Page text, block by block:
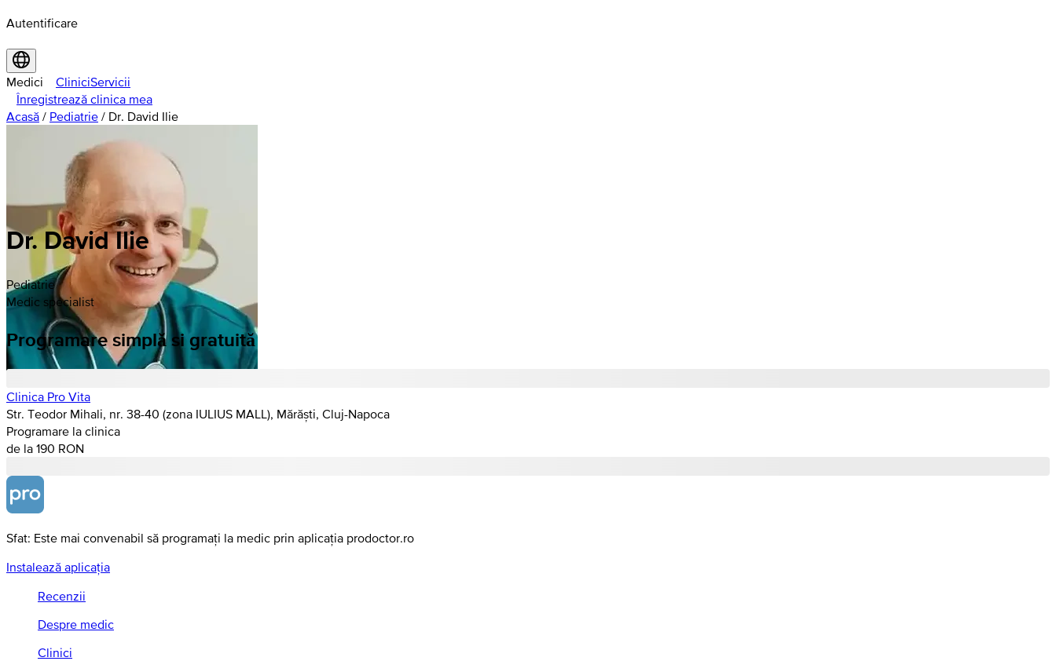
Autentificare
Medici CliniciServicii
Înregistrează clinica mea
Acasă / Pediatrie / Dr. David Ilie
Dr. David Ilie
Pediatrie
Medic specialist
Programare simplă si gratuită
Clinica Pro Vita
Str. Teodor Mihali, nr. 38-40 (zona IULIUS MALL), Mărăști, Cluj-Napoca
Programare la clinica
de la 190 RON
Sfat: Este mai convenabil să programați la medic prin aplicația prodoctor.ro
Instalează aplicația
Recenzii
Despre medic
Clinici